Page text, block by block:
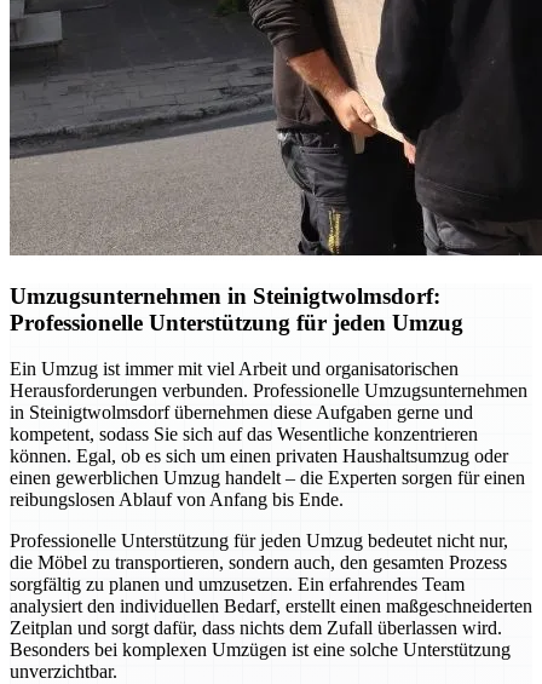
Umzugsunternehmen in Steinigtwolmsdorf:
Professionelle Unterstützung für jeden Umzug
Ein Umzug ist immer mit viel Arbeit und organisatorischen
Herausforderungen verbunden. Professionelle Umzugsunternehmen
in Steinigtwolmsdorf übernehmen diese Aufgaben gerne und
kompetent, sodass Sie sich auf das Wesentliche konzentrieren
können. Egal, ob es sich um einen privaten Haushaltsumzug oder
einen gewerblichen Umzug handelt – die Experten sorgen für einen
reibungslosen Ablauf von Anfang bis Ende.
Professionelle Unterstützung für jeden Umzug bedeutet nicht nur,
die Möbel zu transportieren, sondern auch, den gesamten Prozess
sorgfältig zu planen und umzusetzen. Ein erfahrendes Team
analysiert den individuellen Bedarf, erstellt einen maßgeschneiderten
Zeitplan und sorgt dafür, dass nichts dem Zufall überlassen wird.
Besonders bei komplexen Umzügen ist eine solche Unterstützung
unverzichtbar.